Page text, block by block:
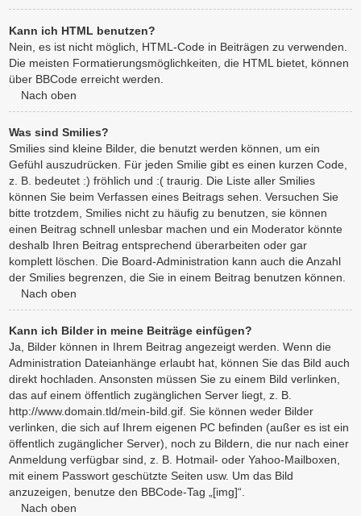
Kann ich HTML benutzen?
Nein, es ist nicht möglich, HTML-Code in Beiträgen zu verwenden.
Die meisten Formatierungsmöglichkeiten, die HTML bietet, können
über BBCode erreicht werden.
Nach oben
Was sind Smilies?
Smilies sind kleine Bilder, die benutzt werden können, um ein
Gefühl auszudrücken. Für jeden Smilie gibt es einen kurzen Code,
z. B. bedeutet :) fröhlich und :( traurig. Die Liste aller Smilies
können Sie beim Verfassen eines Beitrags sehen. Versuchen Sie
bitte trotzdem, Smilies nicht zu häufig zu benutzen, sie können
einen Beitrag schnell unlesbar machen und ein Moderator könnte
deshalb Ihren Beitrag entsprechend überarbeiten oder gar
komplett löschen. Die Board-Administration kann auch die Anzahl
der Smilies begrenzen, die Sie in einem Beitrag benutzen können.
Nach oben
Kann ich Bilder in meine Beiträge einfügen?
Ja, Bilder können in Ihrem Beitrag angezeigt werden. Wenn die
Administration Dateianhänge erlaubt hat, können Sie das Bild auch
direkt hochladen. Ansonsten müssen Sie zu einem Bild verlinken,
das auf einem öffentlich zugänglichen Server liegt, z. B.
http://www.domain.tld/mein-bild.gif. Sie können weder Bilder
verlinken, die sich auf Ihrem eigenen PC befinden (außer es ist ein
öffentlich zugänglicher Server), noch zu Bildern, die nur nach einer
Anmeldung verfügbar sind, z. B. Hotmail- oder Yahoo-Mailboxen,
mit einem Passwort geschützte Seiten usw. Um das Bild
anzuzeigen, benutze den BBCode-Tag „[img]“.
Nach oben